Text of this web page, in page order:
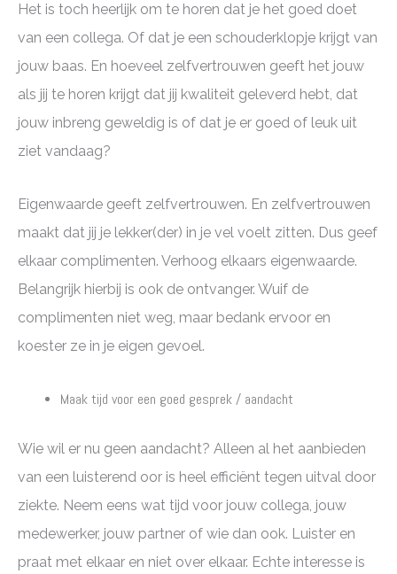
Het is toch heerlijk om te horen dat je het goed doet
van een collega. Of dat je een schouderklopje krijgt van
jouw baas. En hoeveel zelfvertrouwen geeft het jouw
als jij te horen krijgt dat jij kwaliteit geleverd hebt, dat
jouw inbreng geweldig is of dat je er goed of leuk uit
ziet vandaag?
Eigenwaarde geeft zelfvertrouwen. En zelfvertrouwen
maakt dat jij je lekker(der) in je vel voelt zitten. Dus geef
elkaar complimenten. Verhoog elkaars eigenwaarde.
Belangrijk hierbij is ook de ontvanger. Wuif de
complimenten niet weg, maar bedank ervoor en
koester ze in je eigen gevoel.
Maak tijd voor een goed gesprek / aandacht
Wie wil er nu geen aandacht? Alleen al het aanbieden
van een luisterend oor is heel efficiënt tegen uitval door
ziekte. Neem eens wat tijd voor jouw collega, jouw
medewerker, jouw partner of wie dan ook. Luister en
praat met elkaar en niet over elkaar. Echte interesse is